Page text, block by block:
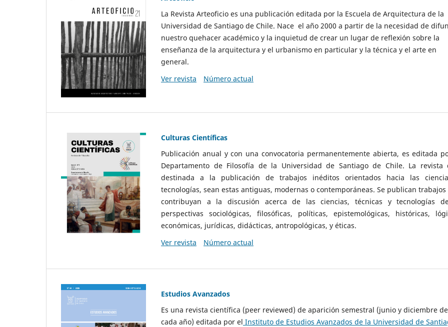
La Revista Arteoficio es una publicación editada por la Escuela de Arquitectura de la
Universidad de Santiago de Chile. Nace el año 2000 a partir de la necesidad de
nuestro quehacer académico y la inquietud de crear un lugar de reflexión sobre la
enseñanza de la arquitectura y el urbanismo en particular y la técnica y el arte en
general.
Ver revista
Número actual
Culturas Científicas
Publicación anual y con una convocatoria permanentemente abierta, es editada
Departamento de Filosofía de la Universidad de Santiago de Chile. La revista
destinada a la publicación de trabajos inéditos orientados hacia las
tecnologías, sean estas antiguas, modernas o contemporáneas. Se publican
contribuyan a la discusión acerca de las ciencias, técnicas y tecnologías
perspectivas sociológicas, filosóficas, políticas, epistemológicas, históricas,
económicas, jurídicas, didácticas, antropológicas, y éticas.
Ver revista
Número actual
Estudios Avanzados
Es una revista científica (peer reviewed) de aparición semestral (junio y diciembre de
cada año) editada por el Instituto de Estudios Avanzados de la Universidad de